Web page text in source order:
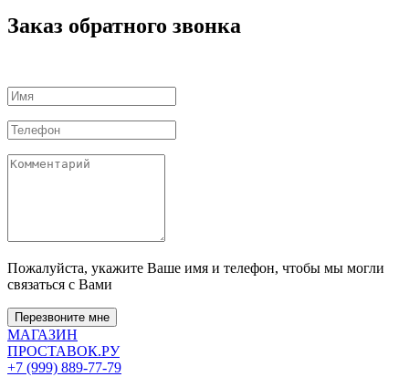
Заказ обратного звонка
Пожалуйста, укажите Ваше имя и телефон, чтобы мы могли
связаться с Вами
Перезвоните мне
МАГАЗИН
ПРОСТАВОК.РУ
+7 (999) 889-77-79